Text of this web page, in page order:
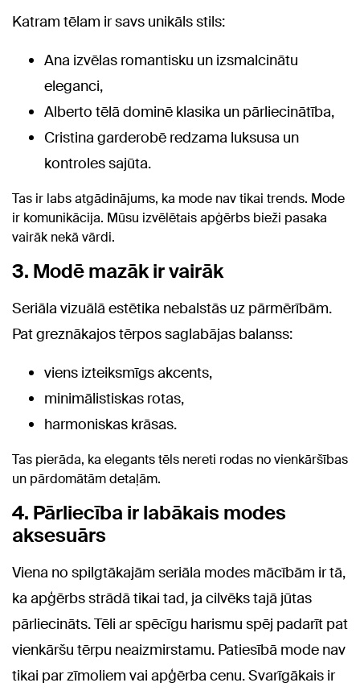
Katram tēlam ir savs unikāls stils:
Ana izvēlas romantisku un izsmalcinātu
eleganci,
Alberto tēlā dominē klasika un pārliecinātība,
Cristina garderobē redzama luksusa un
kontroles sajūta.
Tas ir labs atgādinājums, ka mode nav tikai trends. Mode
ir komunikācija. Mūsu izvēlētais apģērbs bieži pasaka
vairāk nekā vārdi.
3. Modē mazāk ir vairāk
Seriāla vizuālā estētika nebalstās uz pārmērībām.
Pat greznākajos tērpos saglabājas balanss:
viens izteiksmīgs akcents,
minimālistiskas rotas,
harmoniskas krāsas.
Tas pierāda, ka elegants tēls nereti rodas no vienkāršības
un pārdomātām detaļām.
4. Pārliecība ir labākais modes
aksesuārs
Viena no spilgtākajām seriāla modes mācībām ir tā,
ka apģērbs strādā tikai tad, ja cilvēks tajā jūtas
pārliecināts. Tēli ar spēcīgu harismu spēj padarīt pat
vienkāršu tērpu neaizmirstamu. Patiesībā mode nav
tikai par zīmoliem vai apģērba cenu. Svarīgākais ir